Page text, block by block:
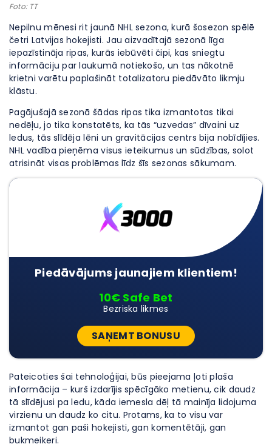
Foto: TT
Nepilnu mēnesi rit jaunā NHL sezona, kurā šosezon spēlē
četri Latvijas hokejisti. Jau aizvadītajā sezonā līga
iepazīstināja ripas, kurās iebūvēti čipi, kas sniegtu
informāciju par laukumā notiekošo, un tas nākotnē
krietni varētu paplašināt totalizatoru piedāvāto likmju
klāstu.
Pagājušajā sezonā šādas ripas tika izmantotas tikai
nedēļu, jo tika konstatēts, ka tās “uzvedas” dīvaini uz
ledus, tās slīdēja lēni un gravitācijas centrs bija nobīdījies.
NHL vadība pieņēma visus ieteikumus un sūdzības, solot
atrisināt visas problēmas līdz šīs sezonas sākumam.
Piedāvājums jaunajiem klientiem!
10€ Safe Bet
Bezriska likmes
SAŅEMT BONUSU
Pateicoties šai tehnoloģijai, būs pieejama ļoti plaša
informācija – kurš izdarījis spēcīgāko metienu, cik daudz
tā slīdējusi pa ledu, kāda iemesla dēļ tā mainīja lidojuma
virzienu un daudz ko citu. Protams, ka to visu var
izmantot gan paši hokejisti, gan komentētāji, gan
bukmeikeri.